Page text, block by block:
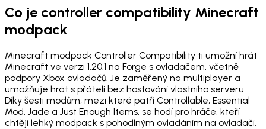
Co je controller compatibility Minecraft
modpack
Minecraft modpack Controller Compatibility ti umožní hrát
Minecraft ve verzi 1.20.1 na Forge s ovladačem, včetně
podpory Xbox ovladačů. Je zaměřený na multiplayer a
umožňuje hrát s přáteli bez hostování vlastního serveru.
Díky šesti modům, mezi které patří Controllable, Essential
Mod, Jade a Just Enough Items, se hodí pro hráče, kteří
chtějí lehký modpack s pohodlným ovládáním na ovladači.